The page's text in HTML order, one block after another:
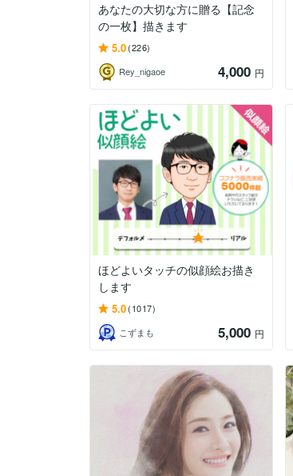
あなたの大切な方に贈る【記念
の一枚】描きます
5.0(226)
Rey_nigaoe
4,000 円
ほどよいタッチの似顔絵お描き
します
5.0(1017)
こずまも
5,000 円